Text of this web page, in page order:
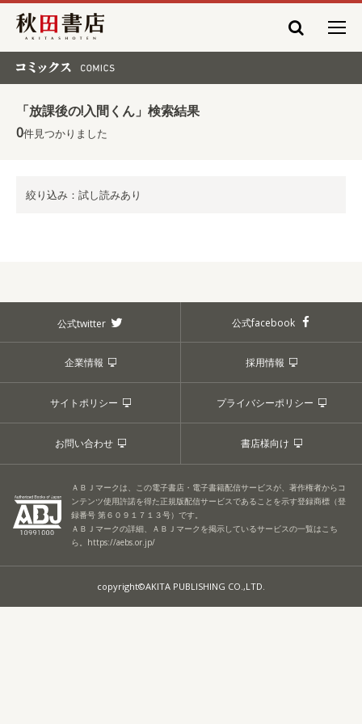
秋田書店
「放課後の!入間くん」検索結果
0件見つかりました
絞り込み：試し読みあり
公式twitter 公式facebook
企業情報 採用情報
サイトポリシー プライバシーポリシー
お問い合わせ 書店様向け
ＡＢＪマークは、この電子書店・電子書籍配信サービスが、著作権者からコ
ンテンツ使用許諾を得た正規版配信サービスであることを示す登録商標（登
録番号 第６０９１７１３号）です。
ＡＢＪマークの詳細、ＡＢＪマークを掲示しているサービスの一覧はこち
ら。 https://aebs.or.jp/
copyright©AKITA PUBLISHING CO.,LTD.